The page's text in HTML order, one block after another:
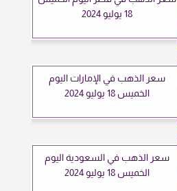
18 يوليو 2024
سعر الذهب في الإمارات اليوم
الخميس 18 يوليو 2024
سعر الذهب في السعودية اليوم
الخميس 18 يوليو 2024